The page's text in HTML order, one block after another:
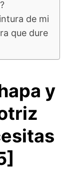
de mi
que dure
y